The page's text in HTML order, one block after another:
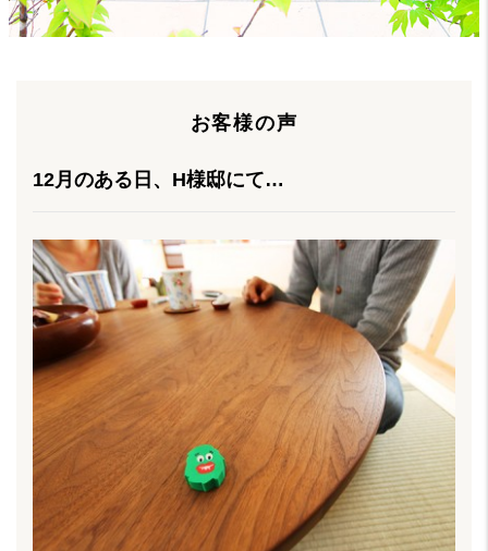
お客様の声
12月のある日、H様邸にて…